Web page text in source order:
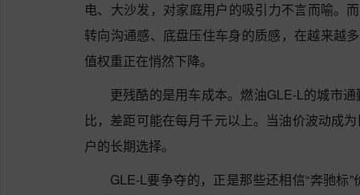
电、大沙发，对家庭用户的吸引力不言而喻。
转向沟通感、底盘压住车身的质感，在越来越
值权重正在悄然下降。
更残酷的是用车成本。燃油GLE-L的城市
比，差距可能在每月千元以上。当油价波动成
户的长期选择。
GLE-L要争夺的，正是那些还相信“奔驰标